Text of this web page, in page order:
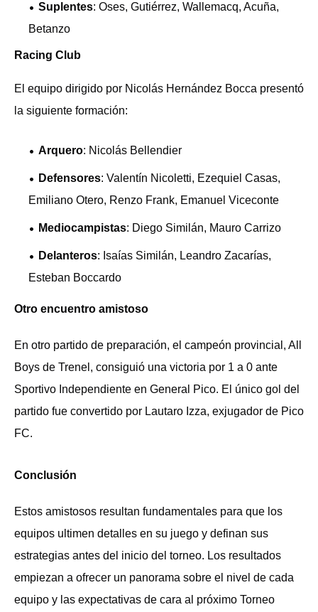
Suplentes: Oses, Gutiérrez, Wallemacq, Acuña,
Betanzo
Racing Club
El equipo dirigido por Nicolás Hernández Bocca presentó
la siguiente formación:
Arquero: Nicolás Bellendier
Defensores: Valentín Nicoletti, Ezequiel Casas,
Emiliano Otero, Renzo Frank, Emanuel Viceconte
Mediocampistas: Diego Similán, Mauro Carrizo
Delanteros: Isaías Similán, Leandro Zacarías,
Esteban Boccardo
Otro encuentro amistoso
En otro partido de preparación, el campeón provincial, All
Boys de Trenel, consiguió una victoria por 1 a 0 ante
Sportivo Independiente en General Pico. El único gol del
partido fue convertido por Lautaro Izza, exjugador de Pico
FC.
Conclusión
Estos amistosos resultan fundamentales para que los
equipos ultimen detalles en su juego y definan sus
estrategias antes del inicio del torneo. Los resultados
empiezan a ofrecer un panorama sobre el nivel de cada
equipo y las expectativas de cara al próximo Torneo